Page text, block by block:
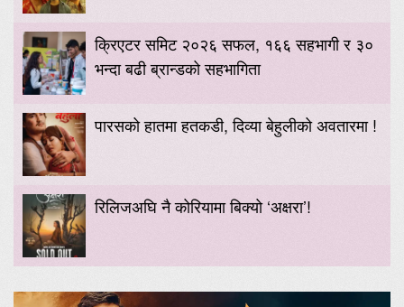
क्रिएटर समिट २०२६ सफल, १६६ सहभागी र ३०
भन्दा बढी ब्रान्डको सहभागिता
पारसको हातमा हतकडी, दिव्या बेहुलीको अवतारमा !
रिलिजअघि नै कोरियामा बिक्यो ‘अक्षरा’!